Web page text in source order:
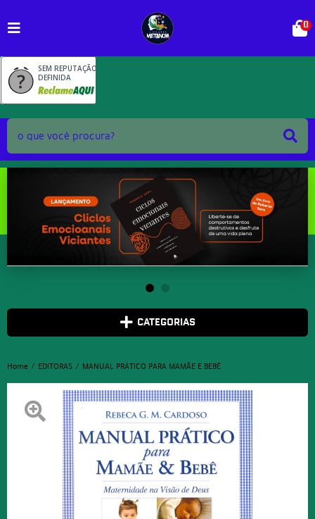
SEM REPUTAÇÃO
DEFINIDA
0
CATEGORIAS
Home EDITORAS MANUAL PRÁTICO PARA MAMÃE E BEBÊ